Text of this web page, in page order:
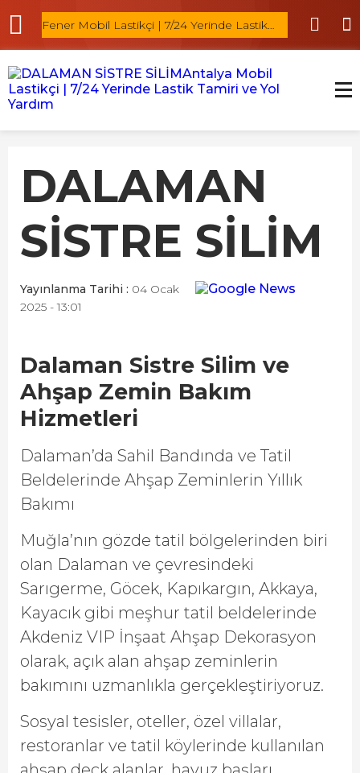
Fener Mobil Lastikçi | 7/24 Yerinde Lastik
Tamiri
DALAMAN
SİSTRE SİLİM
Yayınlanma Tarihi : 04 Ocak
2025 - 13:01
Dalaman Sistre Silim ve
Ahşap Zemin Bakım
Hizmetleri
Dalaman’da Sahil Bandında ve Tatil
Beldelerinde Ahşap Zeminlerin Yıllık
Bakımı
Muğla’nın gözde tatil bölgelerinden biri
olan Dalaman ve çevresindeki
Sarıgerme, Göcek, Kapıkargın, Akkaya,
Kayacık gibi meşhur tatil beldelerinde
Akdeniz VIP İnşaat Ahşap Dekorasyon
olarak, açık alan ahşap zeminlerin
bakımını uzmanlıkla gerçekleştiriyoruz.
Sosyal tesisler, oteller, özel villalar,
restoranlar ve tatil köylerinde kullanılan